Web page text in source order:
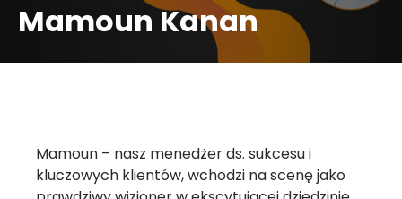
Mamoun Kanan
Mamoun – nasz menedżer ds. sukcesu i
kluczowych klientów, wchodzi na scenę jako